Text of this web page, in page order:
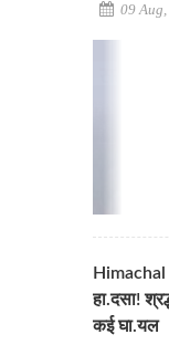
09
Himachal
हा.दसा!
कई घा.यल